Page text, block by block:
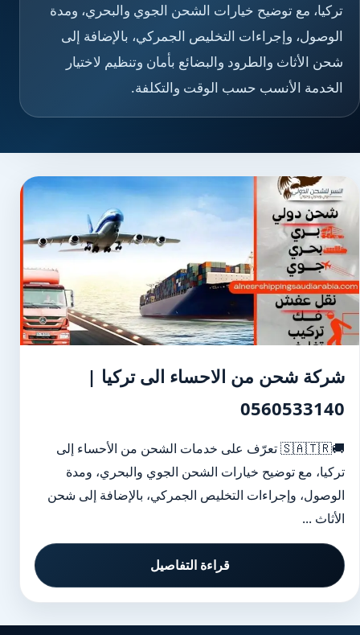
تركيا، مع توضيح خيارات الشحن الجوي والبحري، ومدة
الوصول، وإجراءات التخليص الجمركي، بالإضافة إلى
شحن الأثاث والطرود والبضائع بأمان وتنظيم لاختيار
الخدمة الأنسب حسب الوقت والتكلفة.
شركة شحن من الاحساء الى تركيا |
0560533140
🚚🇸🇦🇹🇷 تعرّف على خدمات الشحن من الأحساء إلى
تركيا، مع توضيح خيارات الشحن الجوي والبحري، ومدة
الوصول، وإجراءات التخليص الجمركي، بالإضافة إلى شحن
الأثاث ...
قراءة التفاصيل